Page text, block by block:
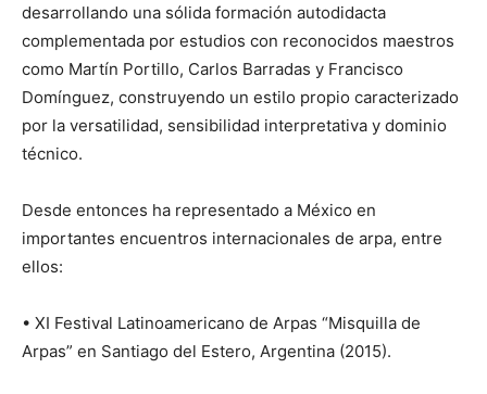
desarrollando una sólida formación autodidacta
complementada por estudios con reconocidos maestros
como Martín Portillo, Carlos Barradas y Francisco
Domínguez, construyendo un estilo propio caracterizado
por la versatilidad, sensibilidad interpretativa y dominio
técnico.
Desde entonces ha representado a México en
importantes encuentros internacionales de arpa, entre
ellos:
• XI Festival Latinoamericano de Arpas “Misquilla de
Arpas” en Santiago del Estero, Argentina (2015).